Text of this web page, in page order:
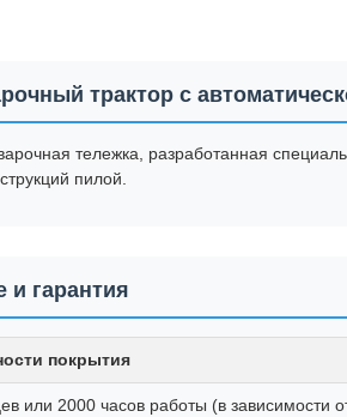
трактор с
тележка, разработанная
пилой.
и гарантия
покрытия
или 2000 часов работы (в зависимости